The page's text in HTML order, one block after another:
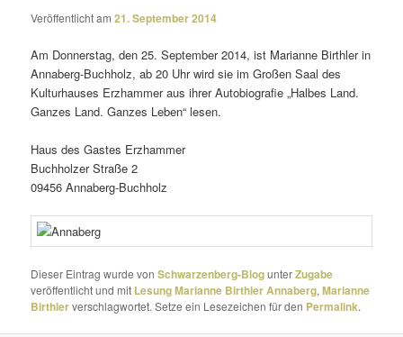
Veröffentlicht am21. September 2014
Am Donnerstag, den 25. September 2014, ist Marianne Birthler in
Annaberg-Buchholz, ab 20 Uhr wird sie im Großen Saal des
Kulturhauses Erzhammer aus ihrer Autobiografie „Halbes Land.
Ganzes Land. Ganzes Leben“ lesen.
Haus des Gastes Erzhammer
Buchholzer Straße 2
09456 Annaberg-Buchholz
Dieser Eintrag wurde vonSchwarzenberg-BlogunterZugabe
veröffentlicht und mit Lesung Marianne Birthler Annaberg,Marianne
Birthlerverschlagwortet. Setze ein Lesezeichen für den Permalink.